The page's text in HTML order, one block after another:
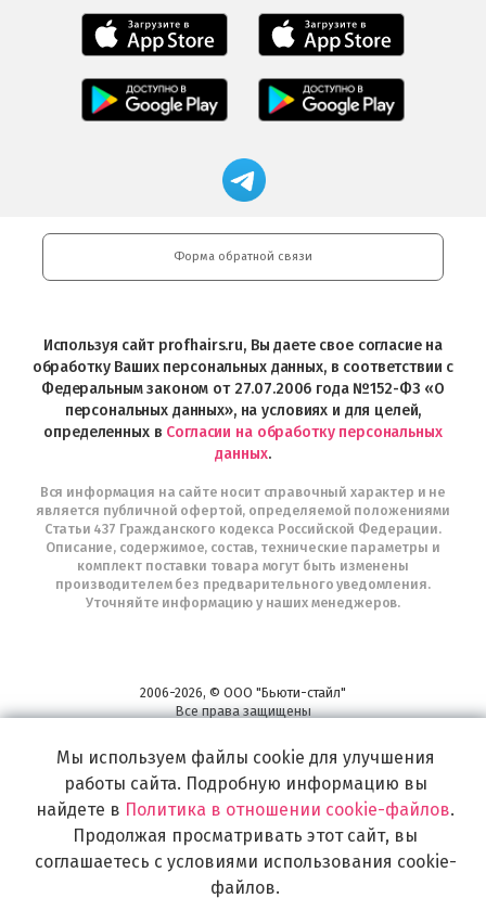
Мобильное
приложение
Professional
загрузить
Мобильное
приложение
Professional
загрузить
Play
Мобильное
приложение
загрузить
в
Мобильное
приложение
Магазин
профессиональной
Professional
и
Интернет-
Telegram
Форма обратной связи
Используя сайт profhairs.ru, Вы даете свое согласие на
обработку Ваших персональных данных, в соответствии с
Федеральным законом от 27.07.2006 года №152-ФЗ «О
персональных данных», на условиях и для целей,
определенных в Согласии на обработку персональных
данных.
Вся информация на сайте носит справочный характер и не
является публичной офертой, определяемой положениями
Статьи 437 Гражданского кодекса Российской Федерации.
Описание, содержимое, состав, технические параметры и
комплект поставки товара могут быть изменены
производителем без предварительного уведомления.
Уточняйте информацию у наших менеджеров.
2006-2026, © ООО "Бьюти-стайл"
Все права защищены
Широкий выбор инструментов, аксессуаров и принадлежностей для
воплощения
самых изысканных и необычных идей по созданию Вашего образа и стиля.
Мы используем файлы cookie для улучшения
работы сайта. Подробную информацию вы
найдете в Политика в отношении cookie-файлов.
Продолжая просматривать этот сайт, вы
соглашаетесь с условиями использования cookie-
файлов.